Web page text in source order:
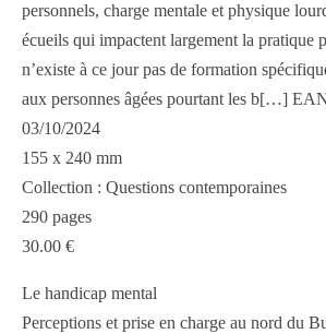
personnels, charge mentale et physique
écueils qui impactent largement la pratique
n’existe à ce jour pas de formation
aux personnes âgées pourtant les b[…]
03/10/2024
155 x 240 mm
Collection : Questions contemporaines
290 pages
30.00 €
Le handicap mental
Perceptions et prise en charge au nord du